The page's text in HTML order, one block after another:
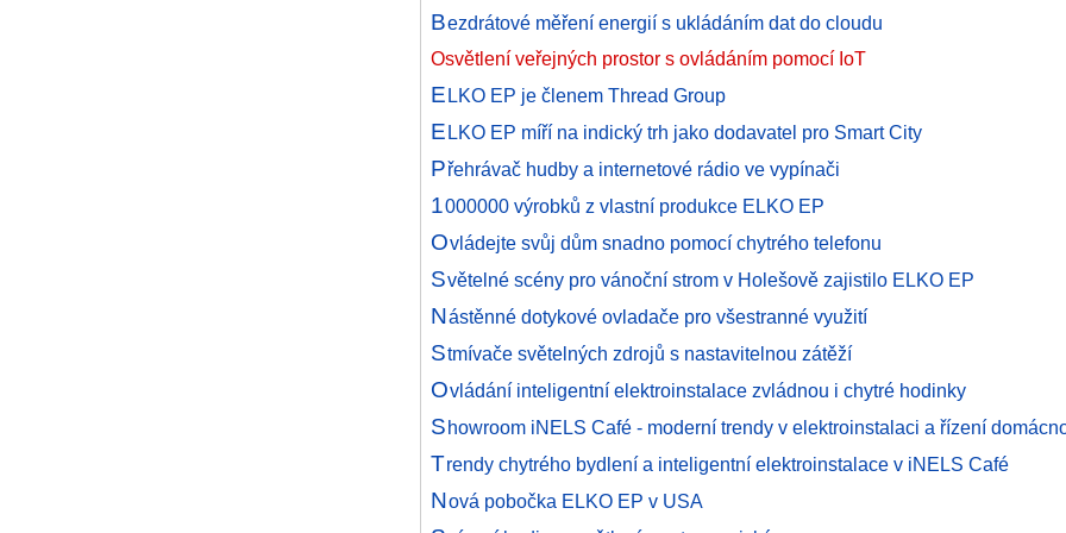
Bezdrátové měření energií s ukládáním dat do cloudu
Osvětlení veřejných prostor s ovládáním pomocí IoT
ELKO EP je členem Thread Group
ELKO EP míří na indický trh jako dodavatel pro Smart City
Přehrávač hudby a internetové rádio ve vypínači
1000000 výrobků z vlastní produkce ELKO EP
Ovládejte svůj dům snadno pomocí chytrého telefonu
Světelné scény pro vánoční strom v Holešově zajistilo ELKO EP
Nástěnné dotykové ovladače pro všestranné využití
Stmívače světelných zdrojů s nastavitelnou zátěží
Ovládání inteligentní elektroinstalace zvládnou i chytré hodinky
Showroom iNELS Café - moderní trendy v elektroinstalaci a řízení
Trendy chytrého bydlení a inteligentní elektroinstalace v iNELS Café
Nová pobočka ELKO EP v USA